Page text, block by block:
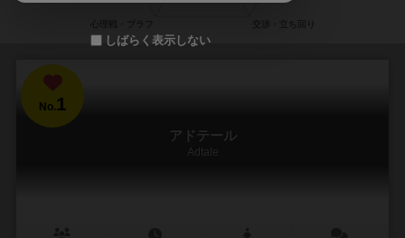
No.1
アドテール
Adtale
しばらく表示しない